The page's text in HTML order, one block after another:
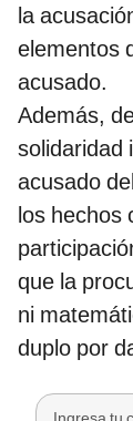
la
elementos
acusado.
Además,
solidaridad
acusado
los hechos
que la
ni
duplo por